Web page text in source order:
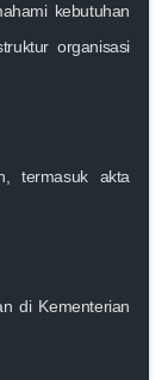
kebutuhan
organisasi
termasuk akta
di Kementerian